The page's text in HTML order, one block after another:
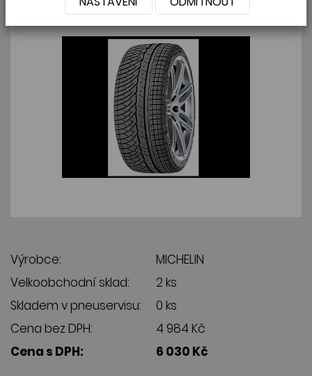
Výrobce:
MICHELIN
Velkoobchodní sklad:
2 ks
Skladem v pneuservisu:
0 ks
Cena bez DPH:
4 984 Kč
Cena s DPH:
6 030 Kč